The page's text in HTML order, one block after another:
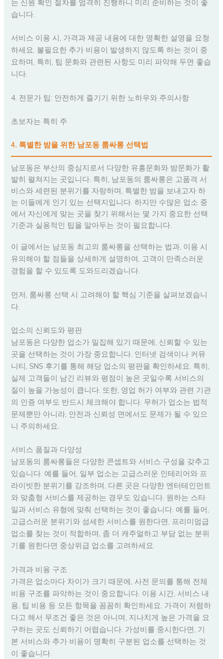
는 신원 확인 절차를 엄격히 진행하니 미리 준비하는 것이 좋
습니다.
서비스 이용 시, 가격과 제공 내용에 대한 명확한 설명을 요청
하세요. 불필요한 추가 비용이 발생하지 않도록 하는 것이 중
요하며, 특히, 팁 문화와 관련된 사항도 미리 파악해 두면 좋습
니다.
4. 전문가 팁: 안전하게 즐기기 위한 노하우와 주의사항
초보자는 특히 주
4. 특별한 밤을 위한 남포동 룸싸롱 선택법
남포동은 부산의 중심지로서 다양한 유흥문화와 밤문화가 활
발히 펼쳐지는 곳입니다. 특히, 남포동의 룸싸롱은 고품격 서
비스와 세련된 분위기를 자랑하며, 특별한 밤을 보내고자 하
는 이들에게 인기 있는 선택지입니다. 하지만 수많은 업소 중
에서 자신에게 맞는 곳을 찾기 위해서는 몇 가지 중요한 선택
기준과 실용적인 팁을 알아두는 것이 필요합니다.
이 글에서는 남포동 최고의 룸싸롱을 선택하는 법과, 이용 시
유의해야 할 점들을 상세하게 설명하여, 고객이 만족스러운
경험을 할 수 있도록 도와드리겠습니다.
먼저, 룸싸롱 선택 시 고려해야 할 핵심 기준을 살펴보겠습니
다.
업소의 신뢰도와 평판
남포동은 다양한 업소가 밀집해 있기 때문에, 신뢰할 수 있는
곳을 선택하는 것이 가장 중요합니다. 인터넷 검색이나 커뮤
니티, SNS 후기를 통해 해당 업소의 평판을 확인하세요. 특히,
실제 고객들이 남긴 리뷰와 평점이 높은 곳일수록 서비스의
질이 높을 가능성이 큽니다. 또한, 영업 허가 여부와 관련 기관
의 인증 여부도 반드시 체크해야 합니다. 무허가 업소는 법적
문제뿐만 아니라, 안전과 신뢰성 면에서도 문제가 될 수 있으
니 주의하세요.
서비스 품질과 다양성
남포동의 룸싸롱들은 다양한 콘셉트와 서비스 구성을 갖추고
있습니다. 예를 들어, 일부 업소는 고급스러운 인테리어와 프
라이빗한 분위기를 강조하며, 다른 곳은 다양한 엔터테인먼트
와 맞춤형 서비스를 제공하는 경우도 있습니다. 원하는 스타
일과 서비스 유형에 맞춰 선택하는 것이 좋습니다. 예를 들어,
고급스러운 분위기와 섬세한 서비스를 원한다면, 프리미엄급
업소를 찾는 것이 적합하며, 좀 더 캐주얼하고 부담 없는 분위
기를 원한다면 중상위급 업소를 고려하세요.
가격과 비용 구조
가격은 업소마다 차이가 크기 때문에, 사전 문의를 통해 전체
비용 구조를 파악하는 것이 중요합니다. 이용 시간, 서비스 내
용, 팁 비용 등 모든 항목을 꼼꼼히 확인하세요. 가격이 저렴하
다고 해서 무조건 좋은 것은 아니며, 지나치게 높은 가격을 요
구하는 곳도 신뢰하기 어렵습니다. 가성비를 중시한다면, 기
본 서비스와 추가 비용이 명확히 구분된 업소를 선택하는 것
이 좋습니다.